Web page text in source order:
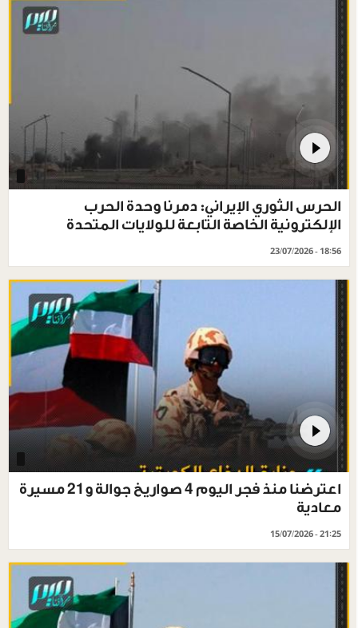
الحرس الثوري الإيراني: دمرنا وحدة الحرب
الإلكترونية الخاصة التابعة للولايات المتحدة
23/07/2026 - 18:56
اعترضنا منذ فجر اليوم 4 صواريخ جوالة و21 مسيرة
معادية
15/07/2026 - 21:25